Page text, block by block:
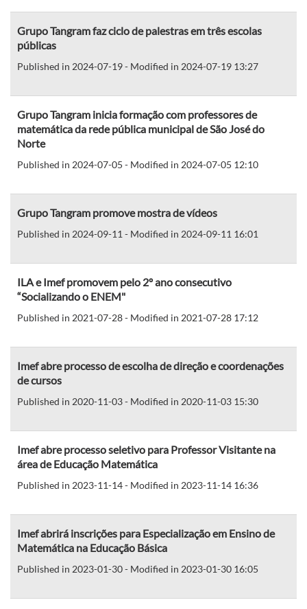
Grupo Tangram faz ciclo de palestras em três escolas
públicas
Published in 2024-07-19 - Modified in 2024-07-19 13:27
Grupo Tangram inicia formação com professores de
matemática da rede pública municipal de São José do
Norte
Published in 2024-07-05 - Modified in 2024-07-05 12:10
Grupo Tangram promove mostra de vídeos
Published in 2024-09-11 - Modified in 2024-09-11 16:01
ILA e Imef promovem pelo 2º ano consecutivo
“Socializando o ENEM"
Published in 2021-07-28 - Modified in 2021-07-28 17:12
Imef abre processo de escolha de direção e coordenações
de cursos
Published in 2020-11-03 - Modified in 2020-11-03 15:30
Imef abre processo seletivo para Professor Visitante na
área de Educação Matemática
Published in 2023-11-14 - Modified in 2023-11-14 16:36
Imef abrirá inscrições para Especialização em Ensino de
Matemática na Educação Básica
Published in 2023-01-30 - Modified in 2023-01-30 16:05